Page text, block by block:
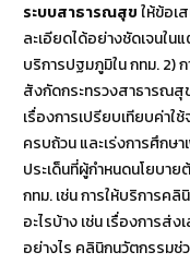
ระบบสาธารณสุขให้ข้อเ
ละเอียดได้อย่างชัดเจนใน
บริการปฐมภูมิใน กทม. 2)
สังกัดกระทรวงสาธารณสุ
เรื่องการเปรียบเทียบค่าใ
ครบถ้วน และเร่งการศึกษา
ประเด็นที่ผู้กำหนดนโยบา
กทม. เช่น การให้บริการค
อะไรบ้าง เช่น เรื่องการส่
อย่างไร คลินิกนวัตกรรมช่